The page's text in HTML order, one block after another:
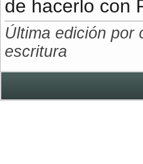
de hacerlo con
Última edición
escritura